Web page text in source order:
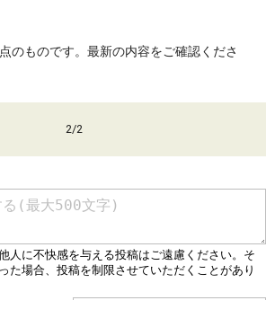
のものです。最新の内容をご確認くださ
2/2